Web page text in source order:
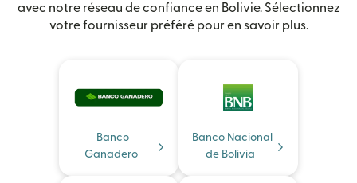
avec notre réseau de confiance en Bolivie. Sélectionnez
votre fournisseur préféré pour en savoir plus.
Banco
Ganadero
Banco Nacional
de Bolivia